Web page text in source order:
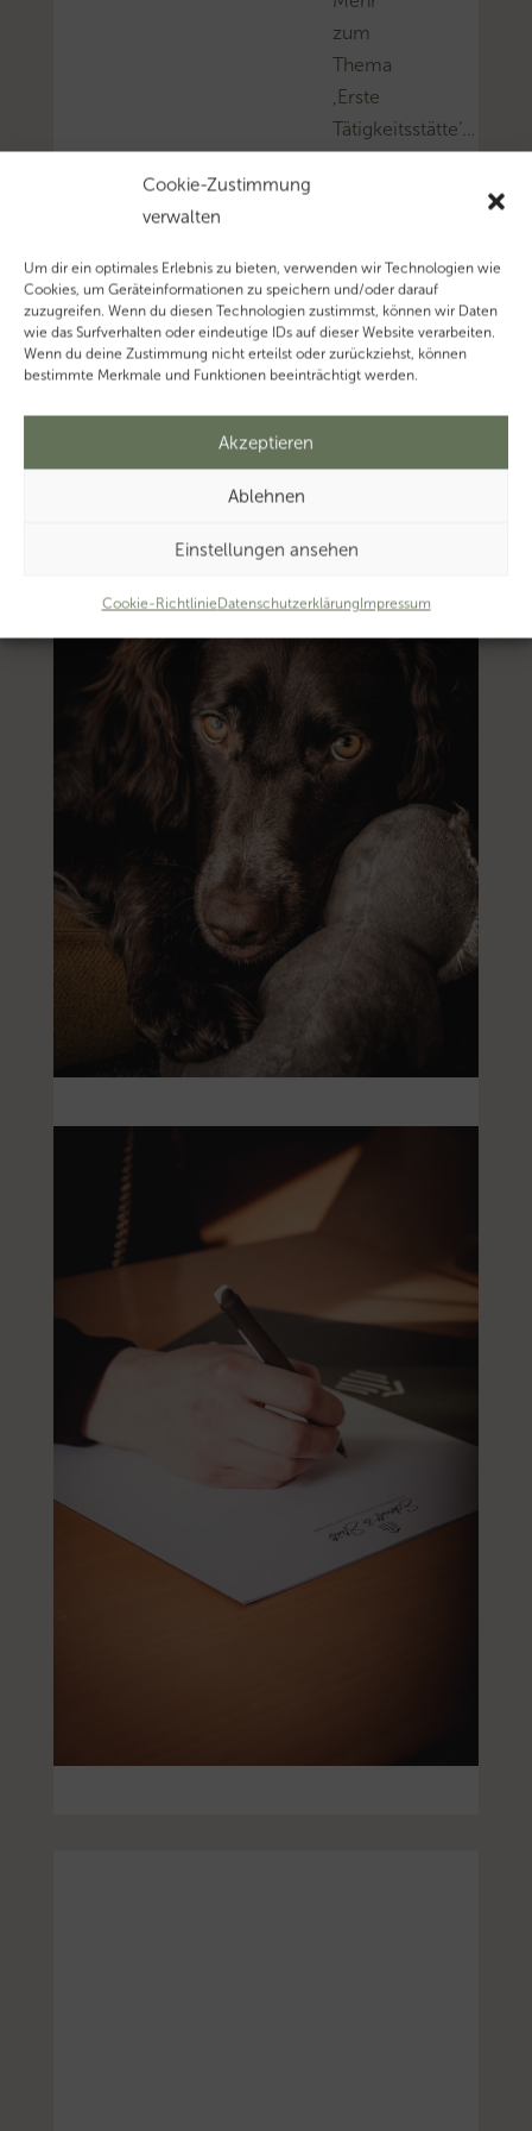
Cookie-Zustimmung
verwalten
Um dir ein optimales Erlebnis zu bieten, verwenden wir Technologien wie
Cookies, um Geräteinformationen zu speichern und/oder darauf
zuzugreifen. Wenn du diesen Technologien zustimmst, können wir Daten
wie das Surfverhalten oder eindeutige IDs auf dieser Website verarbeiten.
Wenn du deine Zustimmung nicht erteilst oder zurückziehst, können
bestimmte Merkmale und Funktionen beeinträchtigt werden.
Akzeptieren
Ablehnen
Einstellungen ansehen
Cookie-RichtlinieDatenschutzerklärungImpressum
zum
Thema
‚Erste
Tätigkeitsstätte’…
‚Leiharbeit’…
Mehr
zum
Thema